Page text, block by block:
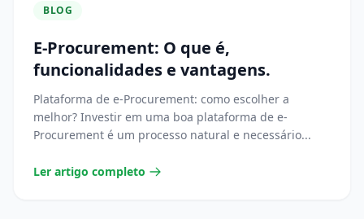
BLOG
E-Procurement: O que é,
funcionalidades e vantagens.
Plataforma de e-Procurement: como escolher a
melhor? Investir em uma boa plataforma de e-
Procurement é um processo natural e necessário...
Ler artigo completo